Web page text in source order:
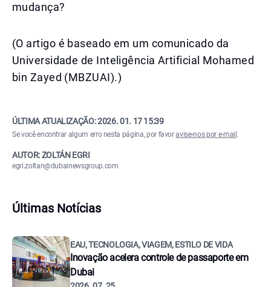
mudança?
(O artigo é baseado em um comunicado da
Universidade de Inteligência Artificial Mohamed
bin Zayed (MBZUAI).)
ÚLTIMA ATUALIZAÇÃO:2026. 01. 17 15:39
Se você encontrar algum erro nesta página, por favoravise-nos por e-mail .
AUTOR: ZOLTÁN EGRI
egri.zoltan@dubainewsgroup.com
Últimas Notícias
EAU, TECNOLOGIA, VIAGEM, ESTILO DE VIDA
Inovação acelera controle de passaporte em
Dubai